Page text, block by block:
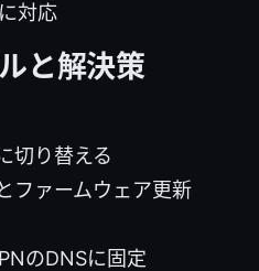
対応
と解決策
切り替える
ファームウェア更新
のDNSに固定